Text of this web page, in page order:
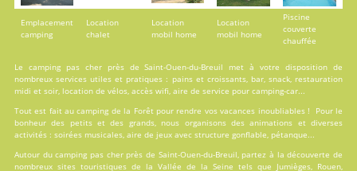
Emplacement
camping
Location
chalet
Location
mobil home
Location
mobil home
Piscine
couverte
chauffée
Le camping pas cher près de Saint-Ouen-du-Breuil met à votre disposition de
nombreux services utiles et pratiques : pains et croissants, bar, snack, restauration
midi et soir, location de vélos, accès wifi, aire de service pour camping-car...
Tout est fait aucamping de la Forêtpour rendre vos vacances inoubliables ! Pour le
bonheur des petits et des grands, nous organisons des animations et diverses
activités : soirées musicales, aire de jeux avec structure gonflable, pétanque...
Autour du camping pas cher près de Saint-Ouen-du-Breuil, partez à la découverte de
nombreux sites touristiques de la Vallée de la Seine tels que Jumièges, Rouen,